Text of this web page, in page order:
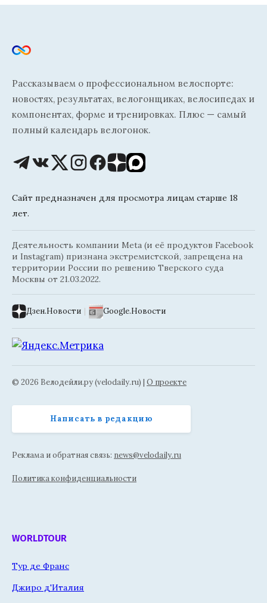
Рассказываем о профессиональном велоспорте:
новостях, результатах, велогонщиках, велосипедах и
компонентах, форме и тренировках. Плюс — самый
полный календарь велогонок.
Сайт предназначен для просмотра лицам старше 18
лет.
Деятельность компании Meta (и её продуктов Facebook
и Instagram) признана экстремистской, запрещена на
территории России по решению Тверского суда
Москвы от 21.03.2022.
Дзен.Новости | Google.Новости
© 2026 Велодейли.ру (velodaily.ru) | О проекте
Написать в редакцию
Реклама и обратная связь: news@velodaily.ru
Политика конфиденциальности
WORLDTOUR
Тур де Франс
Джиро д'Италия